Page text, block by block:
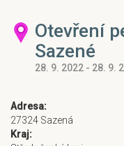
Otevření
Sazené
28. 9. 2022 - 28. 9.
Adresa:
27324 Sazená
Kraj: